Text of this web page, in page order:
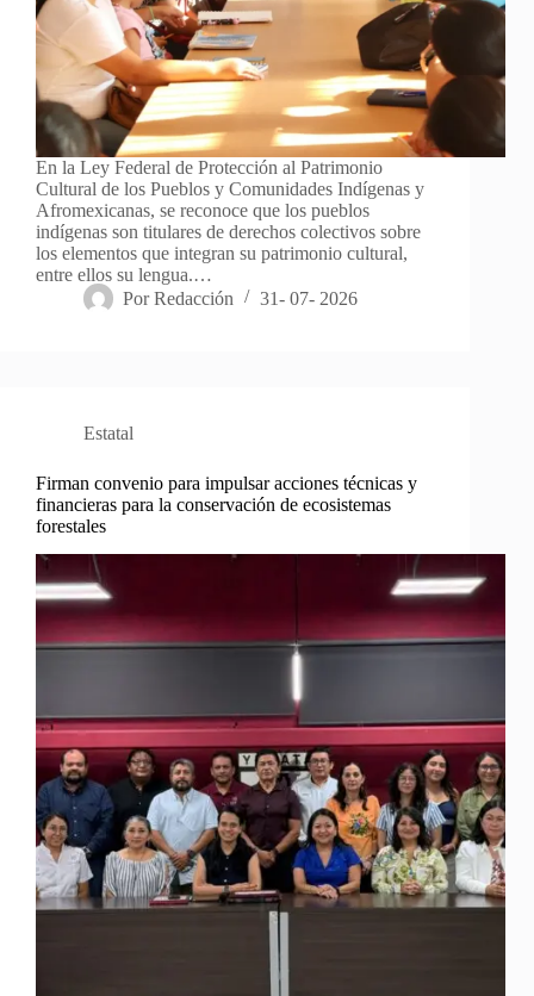
En la Ley Federal de Protección al Patrimonio
Cultural de los Pueblos y Comunidades Indígenas y
Afromexicanas, se reconoce que los pueblos
indígenas son titulares de derechos colectivos sobre
los elementos que integran su patrimonio cultural,
entre ellos su lengua.…
Por Redacción 31- 07- 2026
Estatal
Firman convenio para impulsar acciones técnicas y
financieras para la conservación de ecosistemas
forestales